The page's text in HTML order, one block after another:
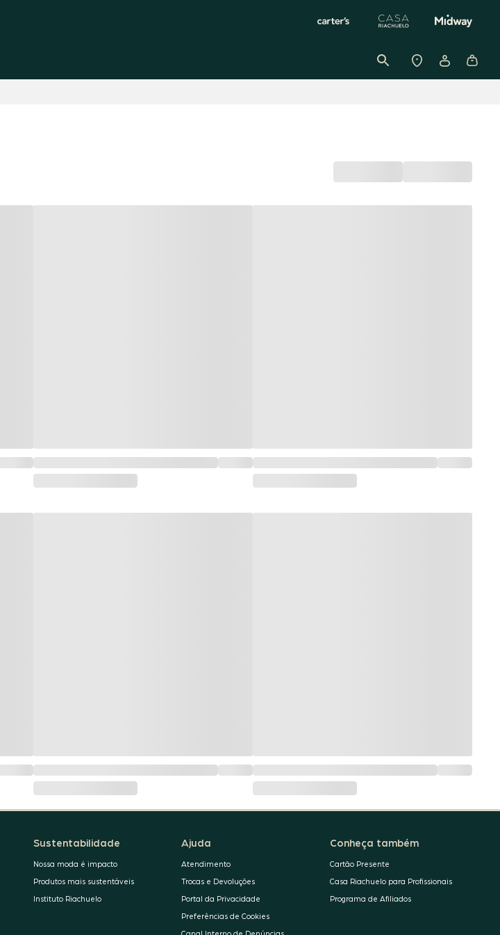
Sustentabilidade
Nossa moda é impacto
Produtos mais sustentáveis
Instituto Riachuelo
Ajuda
Atendimento
Trocas e Devoluções
Portal da Privacidade
Preferências de Cookies
Conheça também
Cartão Presente
Casa Riachuelo para Profissionais
Programa de Afiliados